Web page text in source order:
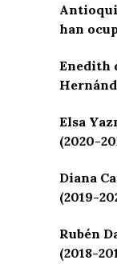
han
Enedith
Elsa
(2020-
Diana
(2019-
Rubén
(2018-